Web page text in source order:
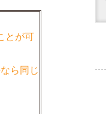
とが可
ら同じ